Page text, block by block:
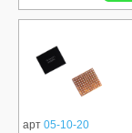
арт 05-10-20